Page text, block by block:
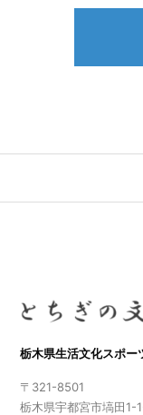
栃木県生活文化スポー
〒321-8501
栃木県宇都宮市塙田1-